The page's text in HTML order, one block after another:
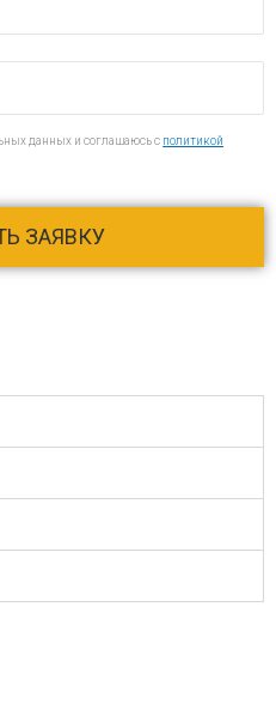
данных и соглашаюсь c политикой